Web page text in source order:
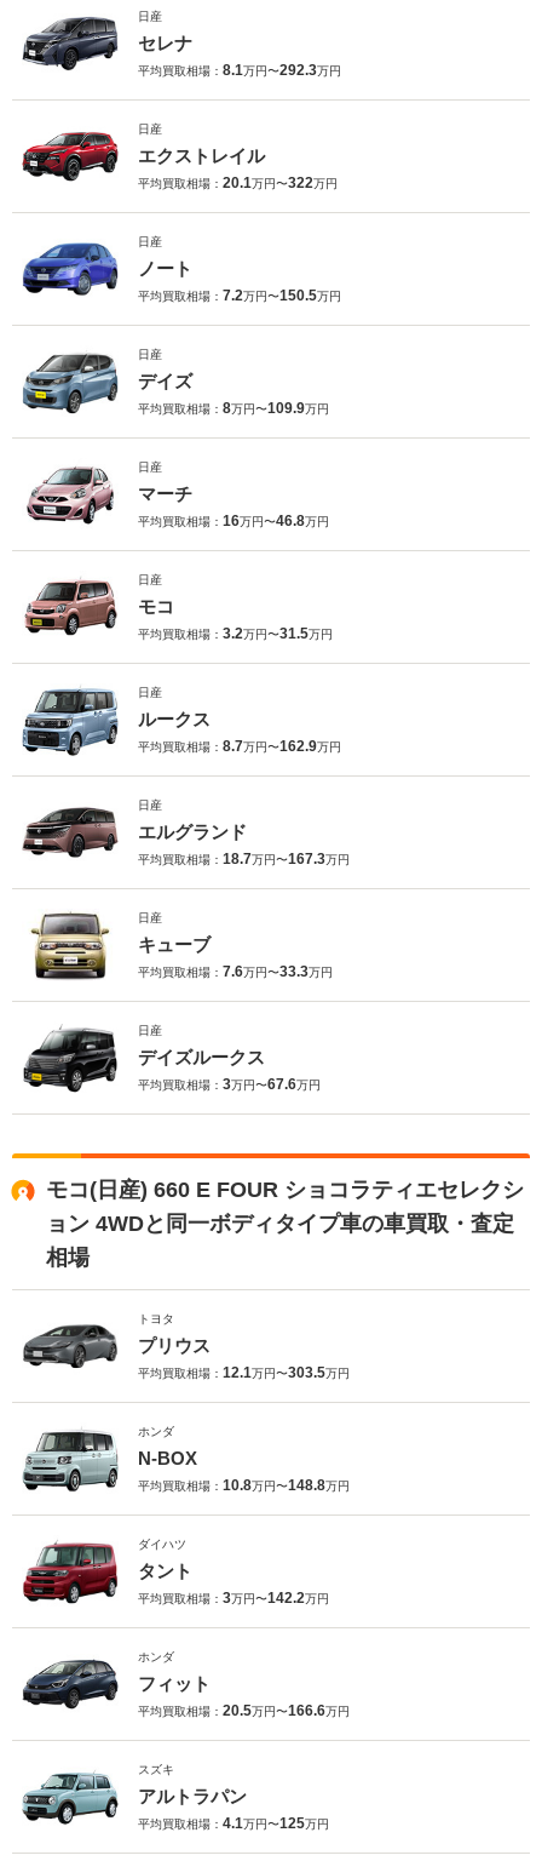
日産
セレナ
平均買取相場： 8.1万円〜292.3万円
日産
エクストレイル
平均買取相場： 20.1万円〜322万円
日産
ノート
平均買取相場： 7.2万円〜150.5万円
日産
デイズ
平均買取相場： 8万円〜109.9万円
日産
マーチ
平均買取相場： 16万円〜46.8万円
日産
モコ
平均買取相場： 3.2万円〜31.5万円
日産
ルークス
平均買取相場： 8.7万円〜162.9万円
日産
エルグランド
平均買取相場： 18.7万円〜167.3万円
日産
キューブ
平均買取相場： 7.6万円〜33.3万円
日産
デイズルークス
平均買取相場： 3万円〜67.6万円
モコ(日産) 660 E FOUR ショコラティエセレクシ
ョン 4WDと同一ボディタイプ車の車買取・査定
相場
トヨタ
プリウス
平均買取相場： 12.1万円〜303.5万円
ホンダ
N-BOX
平均買取相場： 10.8万円〜148.8万円
ダイハツ
タント
平均買取相場： 3万円〜142.2万円
ホンダ
フィット
平均買取相場： 20.5万円〜166.6万円
スズキ
アルトラパン
平均買取相場： 4.1万円〜125万円